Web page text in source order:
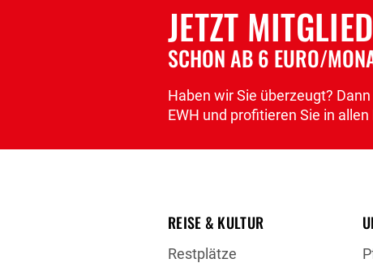
JETZT
SCHON AB 6 EURO/
Haben wir Sie überzeugt?
EWH und profitieren Sie in
REISE & KULTUR
Restplätze